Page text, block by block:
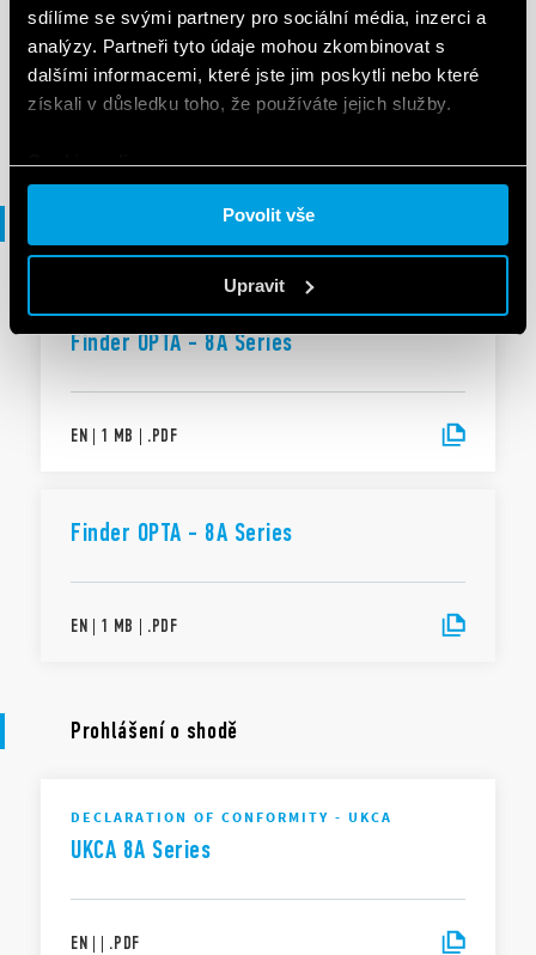
sdílíme se svými partnery pro sociální média, inzerci a
analýzy. Partneři tyto údaje mohou zkombinovat s
dalšími informacemi, které jste jim poskytli nebo které
získali v důsledku toho, že používáte jejich služby.
Cookie policy.
Povolit vše
Upravit
Séria 8A - OPTA PLR
BROŽURA
Finder OPTA - 8A Series
EN | 1 MB | .PDF
Finder OPTA - 8A Series
EN | 1 MB | .PDF
Prohlášení o shodě
DECLARATION OF CONFORMITY - UKCA
UKCA 8A Series
EN | | .PDF